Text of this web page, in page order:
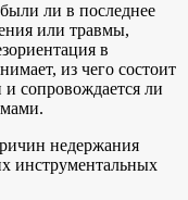
ли в последнее
или травмы,
в
из чего состоит
сопровождается ли
недержания
инструментальных